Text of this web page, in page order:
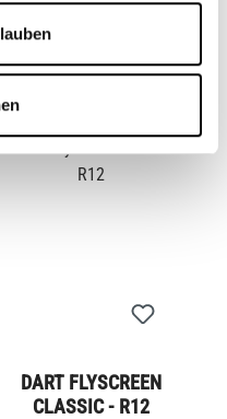
DART FLYSCREEN
CLASSIC - R12